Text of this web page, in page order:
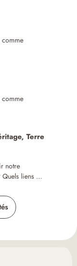
comme
comme
Terre
notre
Quels liens …